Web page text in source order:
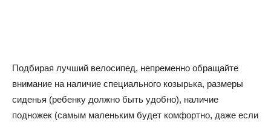
Подбирая лучший велосипед, непременно обращайте
внимание на наличие специального козырька, размеры
сиденья (ребенку должно быть удобно), наличие
подножек (самым маленьким будет комфортно, даже если